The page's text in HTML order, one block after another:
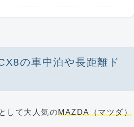
の車中泊や長距離ド
して大人気のMAZDA（マツダ）